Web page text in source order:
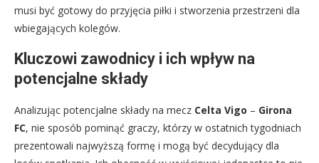
musi być gotowy do przyjęcia piłki i stworzenia przestrzeni dla
wbiegających kolegów.
Kluczowi zawodnicy i ich wpływ na
potencjalne składy
Analizując potencjalne składy na mecz Celta Vigo – Girona
FC, nie sposób pominąć graczy, którzy w ostatnich tygodniach
prezentowali najwyższą formę i mogą być decydujący dla